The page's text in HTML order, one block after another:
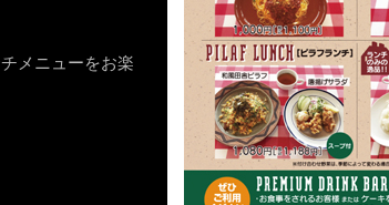
メニューをお楽